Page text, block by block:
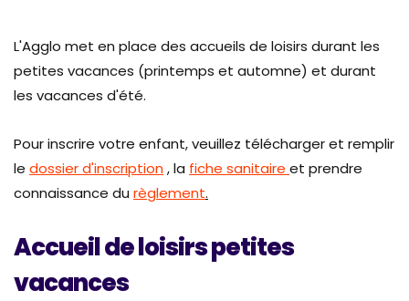
L'Agglo met en place des accueils de loisirs durant les
petites vacances (printemps et automne) et durant
les vacances d'été.
Pour inscrire votre enfant, veuillez télécharger et remplir
le dossier d'inscription, la fiche sanitaire et prendre
connaissance du règlement.
Accueil de loisirs petites
vacances